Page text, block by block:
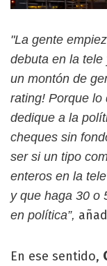
"La gente
debuta en la tele
un montón de
rating! Porque lo
dedique a la
cheques sin
ser si un tipo
enteros en la
y que haga 30 o
en política”,
En ese sentido,